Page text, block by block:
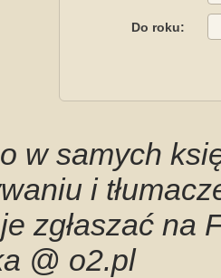
Do roku:
w samych
i
zgłaszać na
@ o2.pl